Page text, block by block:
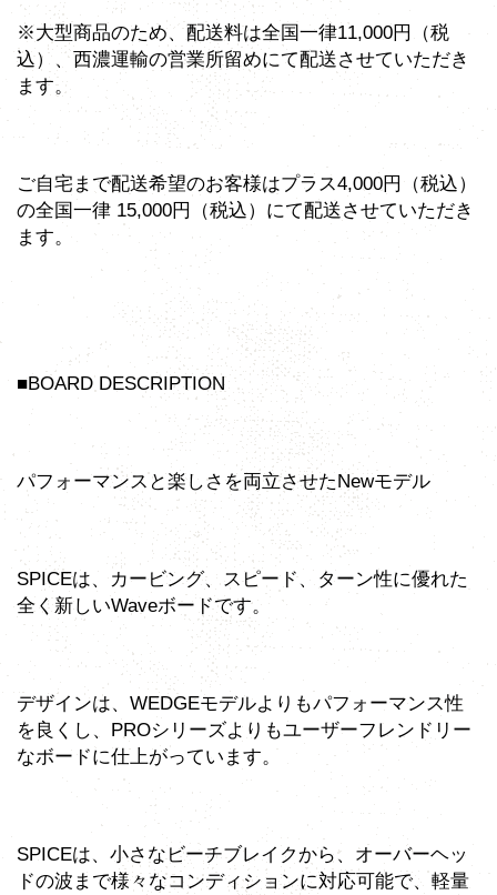
※大型商品のため、配送料は全国一律11,000円（税
込）、西濃運輸の営業所留めにて配送させていただき
ます。
ご自宅まで配送希望のお客様はプラス4,000円（税込）
の全国一律 15,000円（税込）にて配送させていただき
ます。
■BOARD DESCRIPTION
パフォーマンスと楽しさを両立させたNewモデル
SPICEは、カービング、スピード、ターン性に優れた
全く新しいWaveボードです。
デザインは、WEDGEモデルよりもパフォーマンス性
を良くし、PROシリーズよりもユーザーフレンドリー
なボードに仕上がっています。
SPICEは、小さなビーチブレイクから、オーバーヘッ
ドの波まで様々なコンディションに対応可能で、軽量